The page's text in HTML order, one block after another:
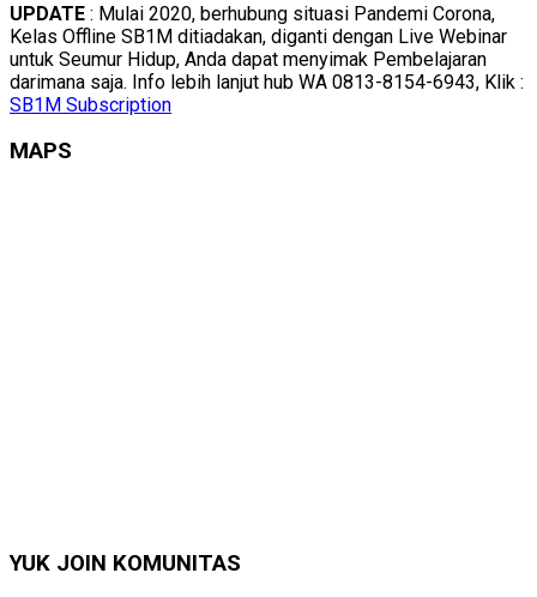
UPDATE : Mulai 2020, berhubung situasi Pandemi Corona,
Kelas Offline SB1M ditiadakan, diganti dengan Live Webinar
untuk Seumur Hidup, Anda dapat menyimak Pembelajaran
darimana saja. Info lebih lanjut hub WA 0813-8154-6943, Klik :
SB1M Subscription
MAPS
YUK JOIN KOMUNITAS